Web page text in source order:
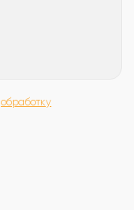
обработку